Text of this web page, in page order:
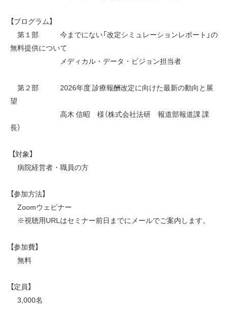
【プログラム】
第１部 今までにない「改定シミュレーションレポート」の
無料提供について
メディカル・データ・ビジョン担当者
第２部 2026年度 診療報酬改定に向けた最新の動向と展
望
高木 信昭 様（株式会社法研 報道部報道課 課
長）
【対象】
病院経営者・職員の方
【参加方法】
Zoomウェビナー
※視聴用URLはセミナー前日までにメールでご案内します。
【参加費】
無料
【定員】
3,000名